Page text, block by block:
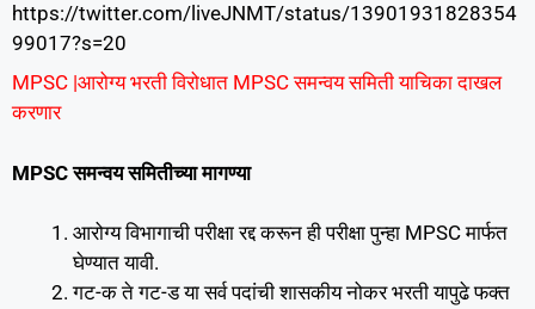
https://twitter.com/liveJNMT/status/13901931828354
99017?s=20
MPSC |आरोग्य भरती विरोधात MPSC समन्वय समिती याचिका दाखल
करणार
MPSC समन्वय समितीच्या मागण्या
आरोग्य विभागाची परीक्षा रद्द करून ही परीक्षा पुन्हा MPSC मार्फत
घेण्यात यावी.
गट-क ते गट-ड या सर्व पदांची शासकीय नोकर भरती यापुढे फक्त